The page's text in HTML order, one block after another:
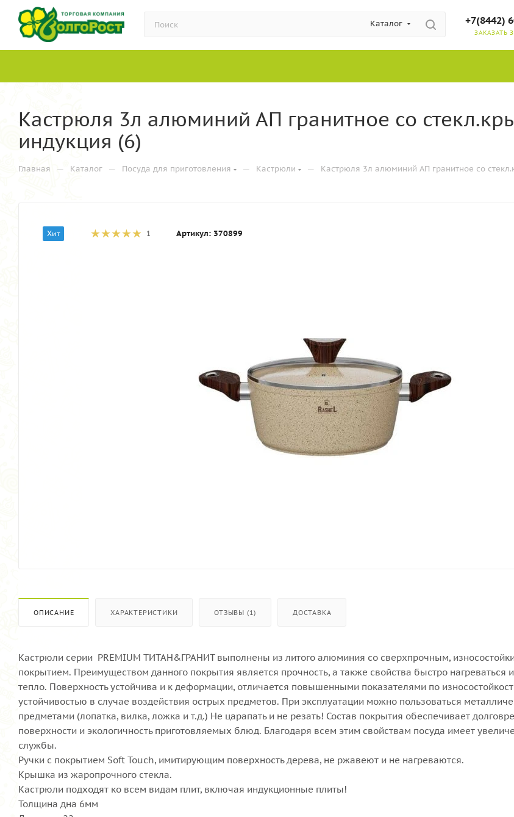
Каталог +7(8442)
ЗАКАЗАТЬ
Кастрюля 3л алюминий АП гранитное со
индукция (6)
Главная — Каталог — Посуда для приготовления — Кастрюли — Кастрюля 3л алюминий АП гранитное со
Хит 1 Артикул: 370899
ОПИСАНИЕ ХАРАКТЕРИСТИКИ ОТЗЫВЫ (1) ДОСТАВКА
Кастрюли серии PREMIUM ТИТАН&ГРАНИТ выполнены из литого алюминия со сверхпрочным,
покрытием. Преимуществом данного покрытия является прочность, а также свойства быстро нагреваться
тепло. Поверхность устойчива и к деформации, отличается повышенными показателями по
устойчивостью в случае воздействия острых предметов. При эксплуатации можно пользоваться
предметами (лопатка, вилка, ложка и т.д.) Не царапать и не резать! Состав покрытия обеспечивает
поверхности и экологичность приготовляемых блюд. Благодаря всем этим свойствам посуда имеет
службы.
Ручки с покрытием Soft Touch, имитирующим поверхность дерева, не ржавеют и не нагреваются.
Крышка из жаропрочного стекла.
Кастрюли подходят ко всем видам плит, включая индукционные плиты!
Толщина дна 6мм